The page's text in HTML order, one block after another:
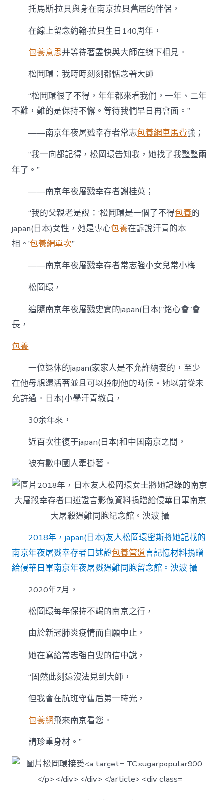
托馬斯·拉貝與身在南京拉貝舊居的伴侶，
在線上留念約翰·拉貝生日140周年，
包養意思并等待著盡快與大師在線下相見。
松岡環：我時時刻刻都惦念著大師
“松岡環很了不得，年年都來看我們，一年、二年
不難，難的是保持不懈。等待我們早日再會面。”
——南京年夜屠戮幸存者常志包養網車馬費強；
“我一向都記得，松岡環告知我，她找了我整整兩
年了。”
——南京年夜屠戮幸存者謝桂英；
“我的父親老是說：‘松岡環是一個了不得包養的
japan(日本)女性，她是專心包養在訴說汗青的本
相。’包養網單次”
——南京年夜屠戮幸存者常志強小女兒常小梅
松岡環，
追隨南京年夜屠戮史實的japan(日本)“銘心會”會
長，
包養
一位退休的japan(家家人是不允許納妾的，至少
在他母親還活著並且可以控制他的時候。她以前從未
允許過。日本)小學汗青教員，
30余年來，
近百次往復于japan(日本)和中國南京之間，
被有數中國人牽掛著。
2018年，japan(日本)友人松岡環密斯將她記載的
南京年夜屠戮幸存者口述證包養管道言記憶材料捐贈
給侵華日軍南京年夜屠戮遇難同胞留念館。泱波 攝
2020年7月，
松岡環每年保持不竭的南京之行，
由於新冠肺炎疫情而自願中止，
她在寫給常志強白叟的信中說，
“固然此刻還沒法見到大師，
但我會在航班守舊后第一時光，
包養網飛來南京看您。
請珍重身材。”